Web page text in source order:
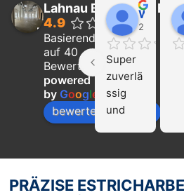
Lahnau Bau GmbH
4.9
Basierend
auf 40
Bewertungen
powered
by Google
bewerte uns auf
Walter Wider
22:21 01
Super
zuverlä
ssig
und
Nur zu
empfeh
PRÄZISE